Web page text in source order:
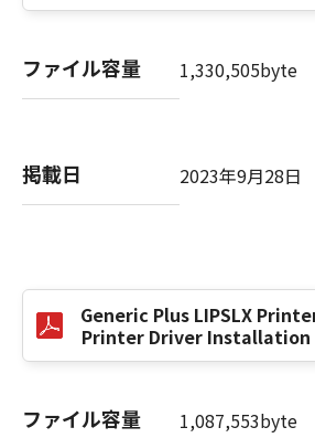
10．分離可能性
律により無効であると決定され
の他の条項は完全に有効に存続
以 上
No. I010G021619
ファイル容量 1,330,505byte
掲載日 2023年9月28日
Generic Plus LIPSLX
Printer Driver Installation
ファイル容量 1,087,553byte